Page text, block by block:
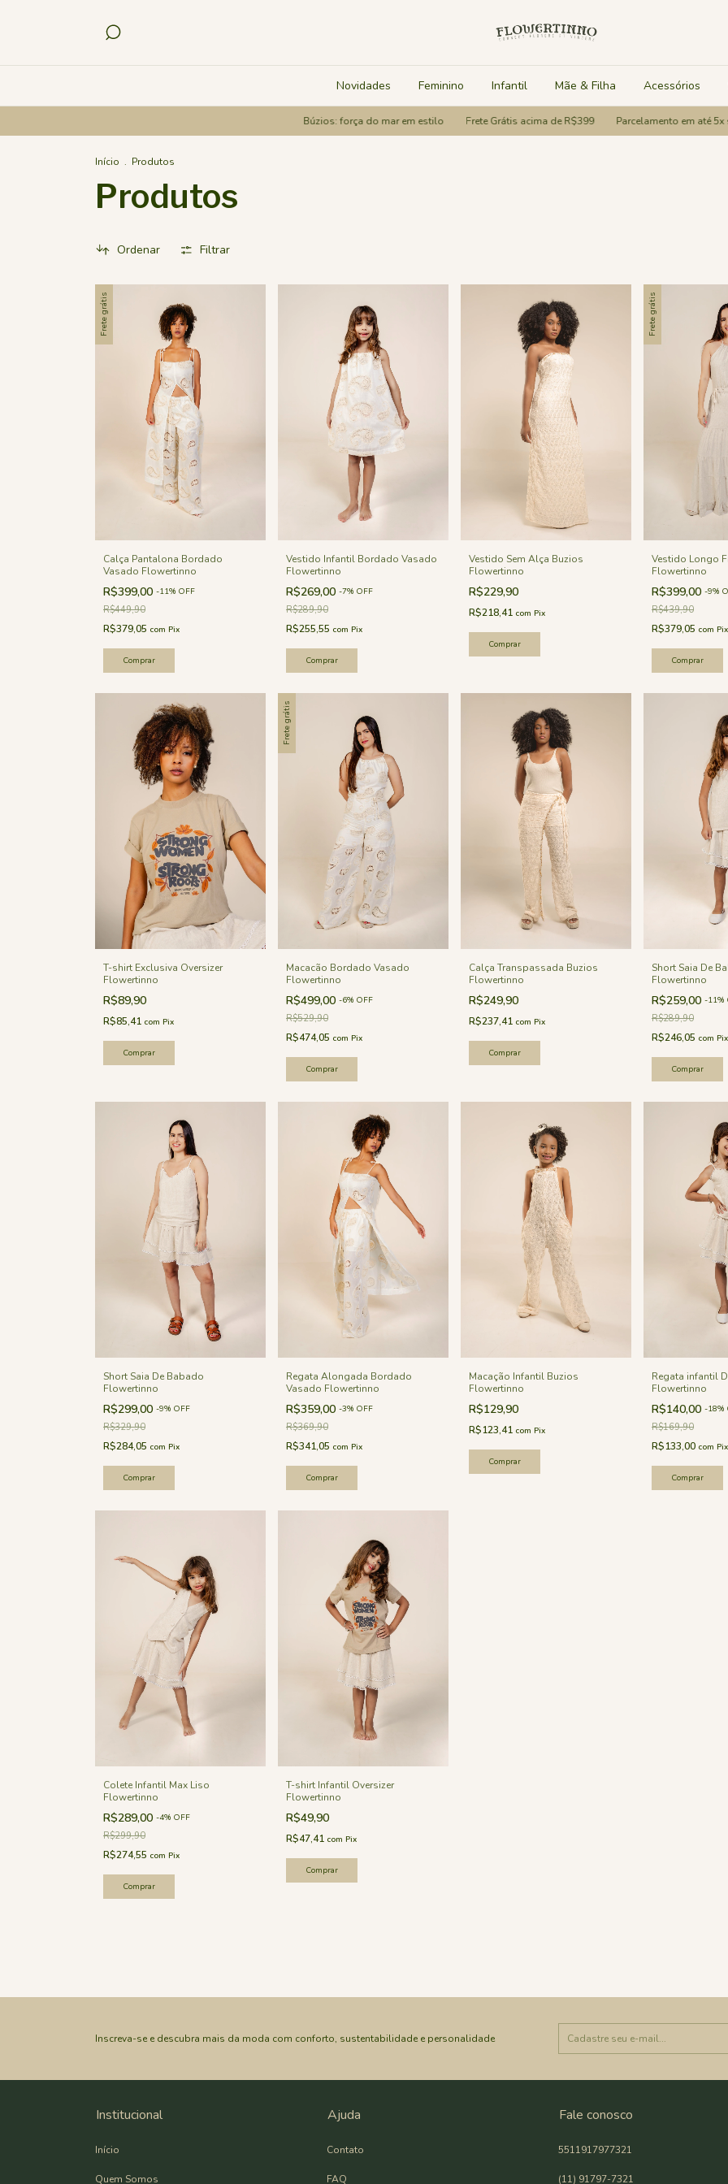
Novidades Feminino Infantil Mãe & Filha Acessórios
Búzios: força do mar em estilo Frete Grátis acima de R$399 Parcelamento em até 5x sem juros
Início . Produtos
Produtos
Ordenar Filtrar
Frete grátis
Calça Pantalona Bordado
Vasado Flowertinno
R$399,00 -11% OFF
R$449,90
R$379,05 com Pix
Comprar
Vestido Infantil Bordado Vasado
Flowertinno
R$269,00 -7% OFF
R$289,90
R$255,55 com Pix
Comprar
Vestido Sem Alça Buzios
Flowertinno
R$229,90
R$218,41 com Pix
Comprar
Frete grátis
Vestido Longo
Flowertinno
R$399,00 -9%
R$439,90
R$379,05 com Pix
Comprar
T-shirt Exclusiva Oversizer
Flowertinno
R$89,90
R$85,41 com Pix
Comprar
Frete grátis
Macacão Bordado Vasado
Flowertinno
R$499,00 -6% OFF
R$529,90
R$474,05 com Pix
Comprar
Calça Transpassada Buzios
Flowertinno
R$249,90
R$237,41 com Pix
Comprar
Short Saia De
Flowertinno
R$259,00 -11%
R$289,90
R$246,05 com Pix
Comprar
Short Saia De Babado
Flowertinno
R$299,00 -9% OFF
R$329,90
R$284,05 com Pix
Comprar
Regata Alongada Bordado
Vasado Flowertinno
R$359,00 -3% OFF
R$369,90
R$341,05 com Pix
Comprar
Macação Infantil Buzios
Flowertinno
R$129,90
R$123,41 com Pix
Comprar
Regata infantil
Flowertinno
R$140,00 -18%
R$169,90
R$133,00 com Pix
Comprar
Colete Infantil Max Liso
Flowertinno
R$289,00 -4% OFF
R$299,90
R$274,55 com Pix
Comprar
T-shirt Infantil Oversizer
Flowertinno
R$49,90
R$47,41 com Pix
Comprar
Inscreva-se e descubra mais da moda com conforto, sustentabilidade e personalidade
Institucional
Início
Quem Somos
Ajuda
Contato
FAQ
Fale conosco
5511917977321
(11) 91797-7321